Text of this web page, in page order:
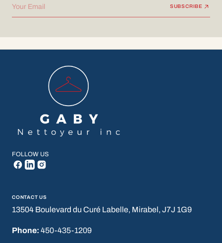
Your Email SUBSCRIBE
FOLLOW US
CONTACT US
13504 Boulevard du Curé Labelle, Mirabel, J7J 1G9
Phone: 450-435-1209